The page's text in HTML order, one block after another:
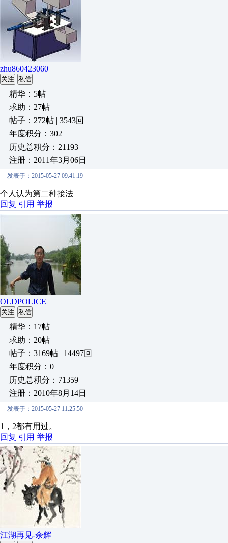
zhu860423060
关注 私信
精华：5帖
求助：27帖
帖子：272帖 | 3543回
年度积分：302
历史总积分：21193
注册：2011年3月06日
发表于：2015-05-27 09:41:19
个人认为第二种接法
回复 引用 举报
OLDPOLICE
关注 私信
精华：17帖
求助：20帖
帖子：3169帖 | 14497回
年度积分：0
历史总积分：71359
注册：2010年8月14日
发表于：2015-05-27 11:25:50
1，2都有用过。
回复 引用 举报
江湖再见-余辉